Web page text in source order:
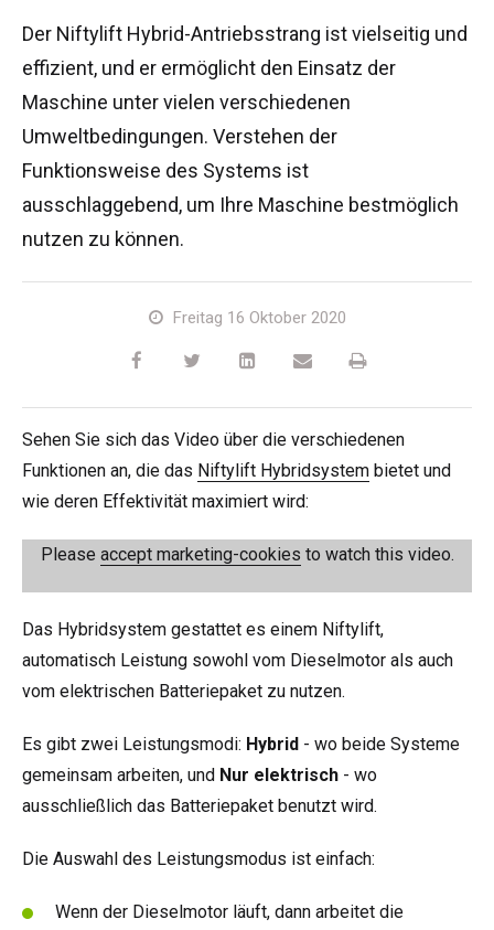
HR21E
HR22SE
HR17 4x4
HR21 4x4
TD150T
Gebrauchte Maschinen
ToughCage-Technologie
Traktionsantrieb
Niftylink-Unterstützung
NiftyPRO
Kunden-Kommentare
Niftylift Händler
Bedingungen & Politiken
Der Niftylift Hybrid-Antriebsstrang ist vielseitig und
effizient, und er ermöglicht den Einsatz der
Maschine unter vielen verschiedenen
Umweltbedingungen. Verstehen der
Funktionsweise des Systems ist
ausschlaggebend, um Ihre Maschine bestmöglich
nutzen zu können.
Freitag 16 Oktober 2020
Sehen Sie sich das Video über die verschiedenen
Funktionen an, die das Niftylift Hybridsystem bietet und
wie deren Effektivität maximiert wird:
Please accept marketing-cookies to watch this video.
Das Hybridsystem gestattet es einem Niftylift,
automatisch Leistung sowohl vom Dieselmotor als auch
vom elektrischen Batteriepaket zu nutzen.
Es gibt zwei Leistungsmodi: Hybrid - wo beide Systeme
gemeinsam arbeiten, und Nur elektrisch - wo
ausschließlich das Batteriepaket benutzt wird.
Die Auswahl des Leistungsmodus ist einfach:
Wenn der Dieselmotor läuft, dann arbeitet die